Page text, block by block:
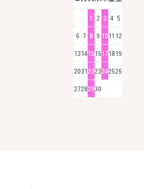
1 2 3 4 5
6 7 8 9 1011 12
13141516171819
20212223242526
27282930